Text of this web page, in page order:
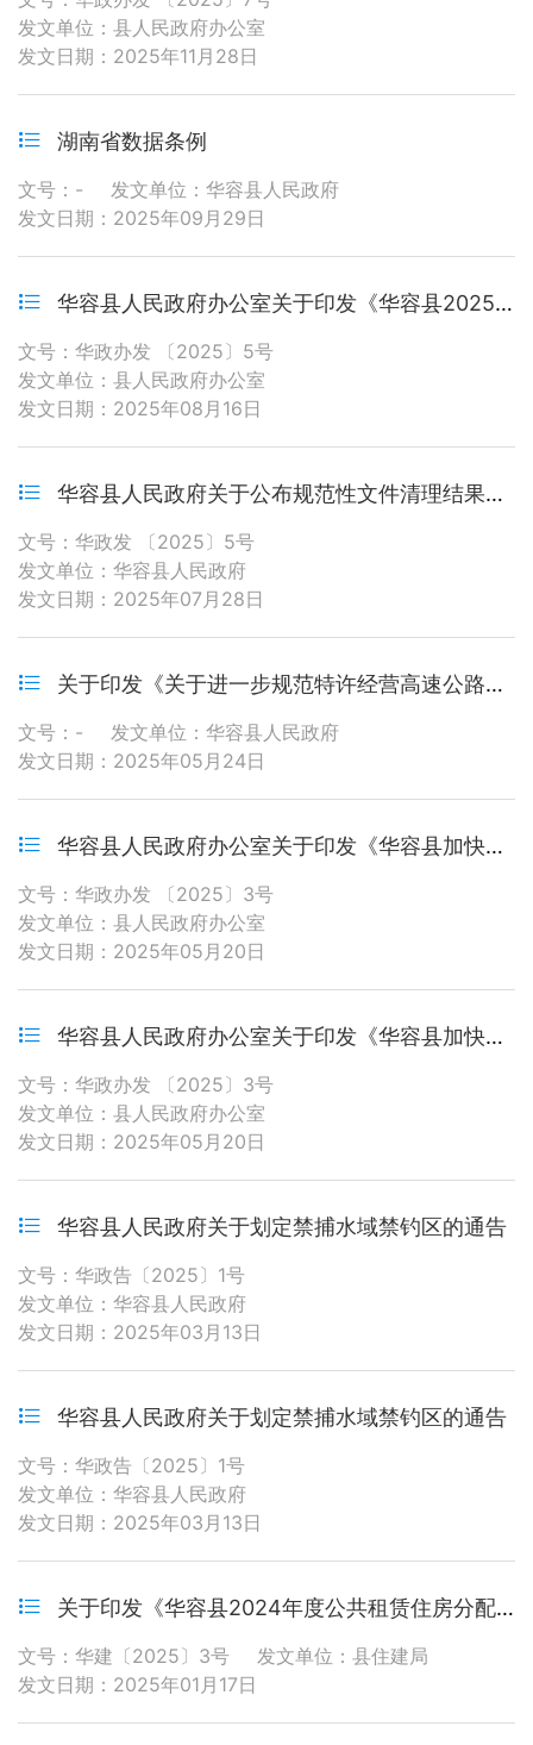
发文单位：县人民政府办公室
发文日期：2025年11月28日
湖南省数据条例
文号：-
发文单位：华容县人民政府
发文日期：2025年09月29日
华容县人民政府办公室关于印发《华容县2025年农作物秸秆综合利用实施方案》的通知
文号：华政办发 〔2025〕5号
发文单位：县人民政府办公室
发文日期：2025年08月16日
华容县人民政府关于公布规范性文件清理结果的通知
文号：华政发 〔2025〕5号
发文单位：华容县人民政府
发文日期：2025年07月28日
关于印发《关于进一步规范特许经营高速公路项目建设管理的意见》的通知
文号：-
发文单位：华容县人民政府
发文日期：2025年05月24日
华容县人民政府办公室关于印发《华容县加快文化旅游产业高质量发展的若干政策措施》的通知
文号：华政办发 〔2025〕3号
发文单位：县人民政府办公室
发文日期：2025年05月20日
华容县人民政府办公室关于印发《华容县加快文化旅游产业高质量发展的若干政策措施》的通知
文号：华政办发 〔2025〕3号
发文单位：县人民政府办公室
发文日期：2025年05月20日
华容县人民政府关于划定禁捕水域禁钓区的通告
文号：华政告〔2025〕1号
发文单位：华容县人民政府
发文日期：2025年03月13日
华容县人民政府关于划定禁捕水域禁钓区的通告
文号：华政告〔2025〕1号
发文单位：华容县人民政府
发文日期：2025年03月13日
关于印发《华容县2024年度公共租赁住房分配方案》的通知
文号：华建〔2025〕3号
发文单位：县住建局
发文日期：2025年01月17日